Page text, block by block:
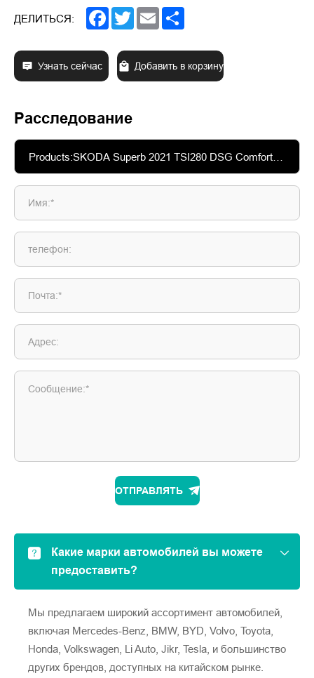
ДЕЛИТЬСЯ: Facebook
TwitterEmail
Узнать сейчас Добавить в корзину
Расследование
Имя:*
телефон:
Почта:*
Адрес:
Сообщение:*
ОТПРАВЛЯТЬ
Какие марки автомобилей вы можете
предоставить?
Мы предлагаем широкий ассортимент автомобилей,
включая Mercedes-Benz, BMW, BYD, Volvo, Toyota,
Honda, Volkswagen, Li Auto, Jikr, Tesla, и большинство
других брендов, доступных на китайском рынке.